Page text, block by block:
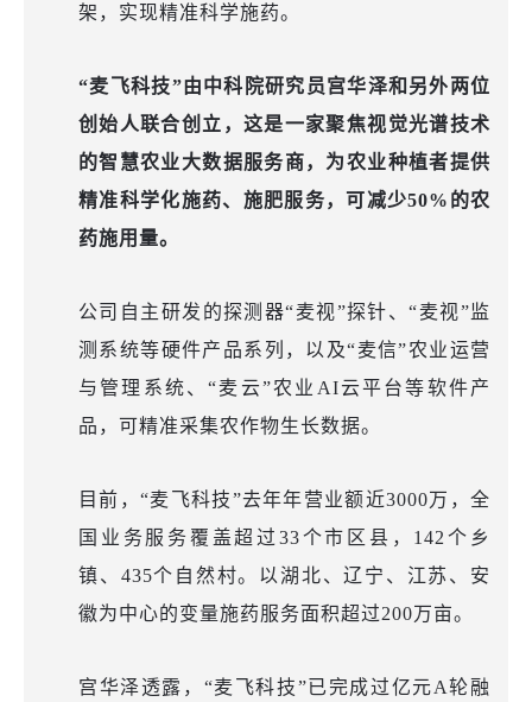
架，实现精准科学施药。
“麦飞科技”由中科院研究员宫华泽和另外两位
创始人联合创立，这是一家聚焦视觉光谱技术
的智慧农业大数据服务商， 为农业种植者提供
精准科学化施药、施肥服务，可减少50%的农
药施用量。
公司自主研发的探测器“麦视”探针、“麦视”监
测系统等硬件产品系列，以及“麦信”农业运营
与管理系统、“麦云”农业AI云平台等软件产
品，可精准采集农作物生长数据。
目前，“麦飞科技”去年年营业额近3000万，全
国业务服务覆盖超过33个市区县，142个乡
镇、435个自然村。以湖北、辽宁、江苏、安
徽为中心的变量施药服务面积超过200万亩。
宫华泽透露，“麦飞科技”已完成过亿元A轮融